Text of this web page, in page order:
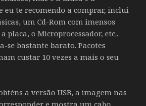
eu te recomendo a comprar, inclui
um Cd-Rom com imensos
placa, o Microprocessador, etc..
se bastante barato. Pacotes
custar 10 vezes a mais o seu
a versão USB, a imagem nas